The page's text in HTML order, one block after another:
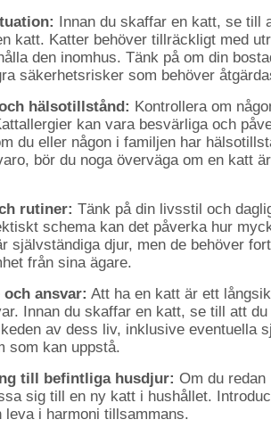
Innan du skaffar en katt, se till
katt. Katter behöver tillräckligt med
den inomhus. Tänk på om din
säkerhetsrisker som behöver
hälsotillstånd: Kontrollera om
kan vara besvärliga och
du eller någon i familjen har
bör du noga överväga om en katt
rutiner: Tänk på din livsstil och
schema kan det påverka hur
självständiga djur, men de behöver
från sina ägare.
och ansvar: Att ha en katt är ett
Innan du skaffar en katt, se till att
av dess liv, inklusive eventuella
som kan uppstå.
till befintliga husdjur: Om du
sig till en ny katt i hushållet.
leva i harmoni tillsammans.